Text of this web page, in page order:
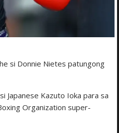
si Donnie Nietes patungong
Japanese Kazuto Ioka para sa
Organization super-